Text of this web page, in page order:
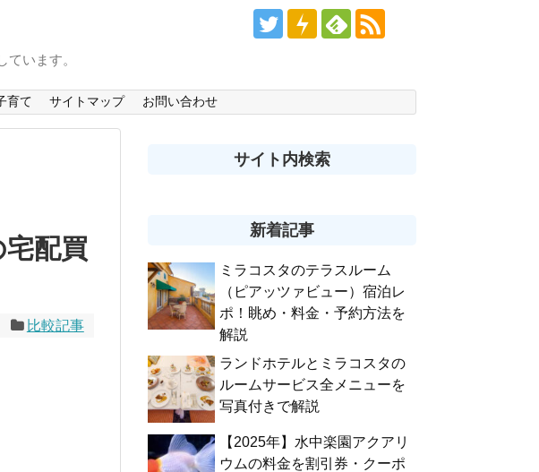
います。
育て サイトマップ お問い合わせ
配買
比較記事
サイト内検索
新着記事
ミラコスタのテラスルーム
（ピアッツァビュー）宿泊レ
ポ！眺め・料金・予約方法を
解説
ランドホテルとミラコスタの
ルームサービス全メニューを
写真付きで解説
【2025年】水中楽園アクアリ
ウムの料金を割引券・クーポ